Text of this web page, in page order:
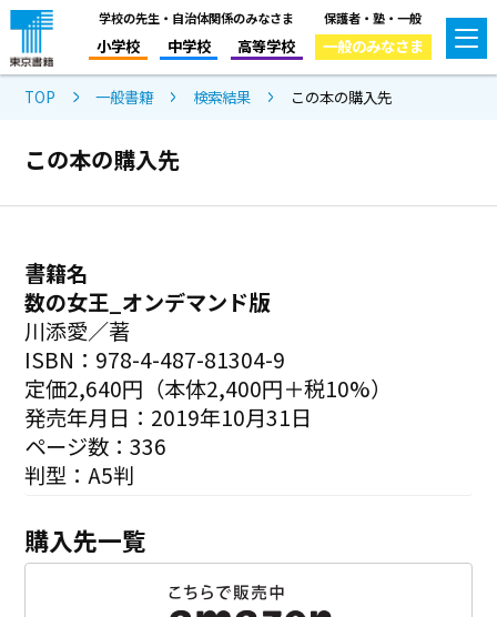
学校の先生・自治体関係のみなさま
小学校 中学校 高等学校
保護者・塾・一般
一般のみなさま
TOP 一般書籍 検索結果 この本の購入先
この本の購入先
書籍名
数の女王_オンデマンド版
川添愛／著
ISBN：978-4-487-81304-9
定価2,640円（本体2,400円＋税10%）
発売年月日：2019年10月31日
ページ数：336
判型：A5判
購入先一覧